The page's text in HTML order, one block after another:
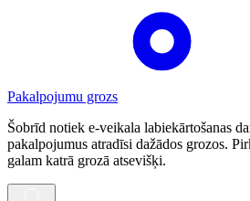
Pakalpojumu grozs
Šobrīd notiek e-veikala labiekārtošanas
pakalpojumus atradīsi dažādos grozos.
galam katrā grozā atsevišķi.